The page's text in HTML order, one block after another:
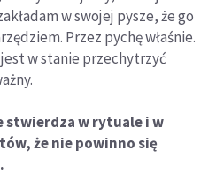
w swojej pysze, że go
Przez pychę właśnie.
w stanie przechytrzyć
stwierdza w rytuale i w
że nie powinno się